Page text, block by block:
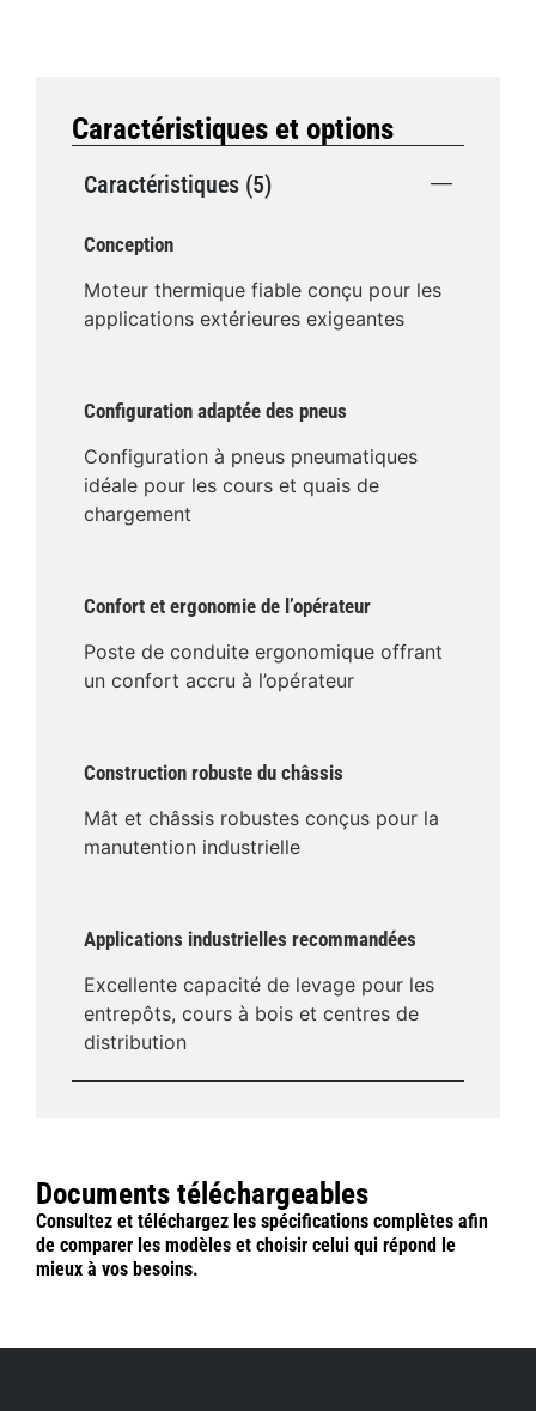
Caractéristiques et options
Caractéristiques (5)
Conception
Moteur thermique fiable conçu pour les
applications extérieures exigeantes
Configuration adaptée des pneus
Configuration à pneus pneumatiques
idéale pour les cours et quais de
chargement
Confort et ergonomie de l’opérateur
Poste de conduite ergonomique offrant
un confort accru à l’opérateur
Construction robuste du châssis
Mât et châssis robustes conçus pour la
manutention industrielle
Applications industrielles recommandées
Excellente capacité de levage pour les
entrepôts, cours à bois et centres de
distribution
Documents téléchargeables
Consultez et téléchargez les spécifications complètes afin
de comparer les modèles et choisir celui qui répond le
mieux à vos besoins.